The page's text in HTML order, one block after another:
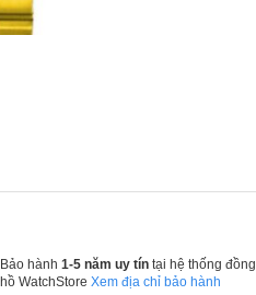
Bảo hành 1-5 năm uy tín tại hệ thống đồng
hồ WatchStore Xem địa chỉ bảo hành